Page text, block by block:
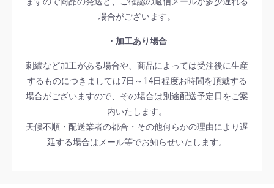
場合がございます。
・加工あり場合
刺繍など加工がある場合や、商品によっては受注後に生産
するものにつきましては7日～14日程度お時間を頂戴する
場合がございますので、その場合は別途配送予定日をご案
内いたします。
天候不順・配送業者の都合・その他何らかの理由により遅
延する場合はメール等でお知らせいたします。